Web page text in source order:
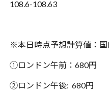
108.6-108.63
※本日時点予想計算値：
①ロンドン午前：680円
②ロンドン午後: 680円